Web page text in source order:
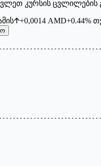
კურსის
+0,0014 AMD+0.44%